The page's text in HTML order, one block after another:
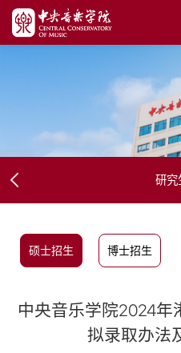
研究
硕士招生 博士招生
中央音乐学院2024年
拟录取办法